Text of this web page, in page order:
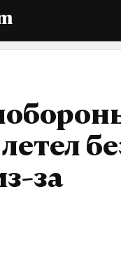
за